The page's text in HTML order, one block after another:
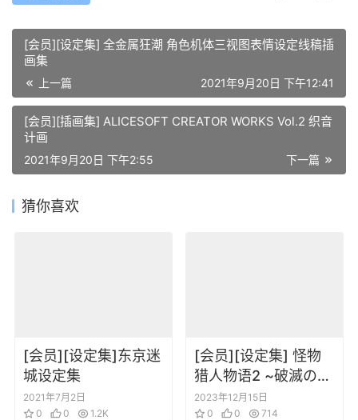
[会员][设定集] 全金属狂潮 角色机体三视图表情设定线稿插
画集
上一篇 2021年9月20日 下午12:41
[会员][插画集] ALICESOFT CREATOR WORKS Vol.2 织音
计画
下一篇
2021年9月20日 下午2:55
猜你喜欢
[会员][设定集]东京迷
城设定集
2021年7月2日
0
0 1.2K
[会员][设定集] 怪物
猎人物语2 ~破滅の翼
~官方公式设定集
2023年12月15日
0
0 714